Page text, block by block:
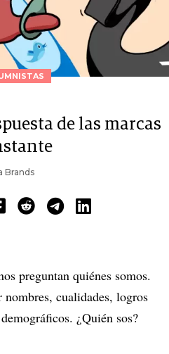
de las marcas
Brands
preguntan quiénes somos.
cualidades, logros
¿Quién sos?